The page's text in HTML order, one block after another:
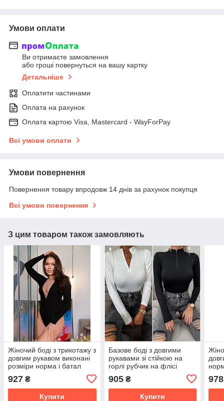
Умови оплати
Ви отримаєте замовлення
або гроші повернуться на вашу картку
Детальніше
Оплатити частинами
Оплата на рахунок
Оплата картою Visa, Mastercard - WayForPay
Всі умови оплати
Умови повернення
Повернення товару впродовж 14 днів за рахунок покупця
Всі умови повернення
З цим товаром також замовляють
Жіночий боді з трикотажу з
довгим рукавом виконані
розміри норма і батал
927 ₴
Купити
Базове боді з довгими
рукавами зі стійкою на
горлі рубчик на флісі
905₴
Купити
978